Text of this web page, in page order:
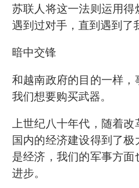
苏联人将这一法则运用得
遇到过对手，直到遇到了
暗中交锋
和越南政府的目的一样，
我们想要购买武器。
上世纪八十年代，随着改
国内的经济建设得到了极
是经济，我们的军事方面
进步。